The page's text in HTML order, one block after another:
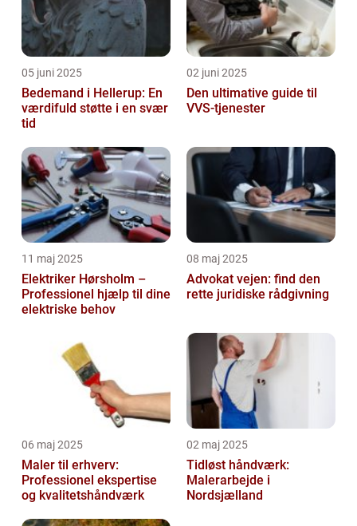
05 juni 2025
Bedemand i Hellerup: En
værdifuld støtte i en svær
tid
02 juni 2025
Den ultimative guide til
VVS-tjenester
11 maj 2025
Elektriker Hørsholm –
Professionel hjælp til dine
elektriske behov
08 maj 2025
Advokat vejen: find den
rette juridiske rådgivning
06 maj 2025
Maler til erhverv:
Professionel ekspertise
og kvalitetshåndværk
02 maj 2025
Tidløst håndværk:
Malerarbejde i
Nordsjælland